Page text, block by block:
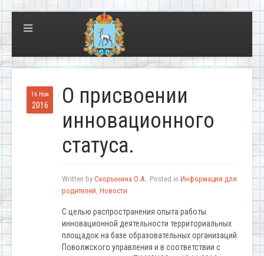
16 Ноя
2016
О присвоении
инновационного
статуса.
Written by Скорынина О.А.. Posted in Информация для
родителей, Новости
С целью распространения опыта работы
инновационной деятельности территориальных
площадок на базе образовательных организаций
Поволжского управления и в соответствии с